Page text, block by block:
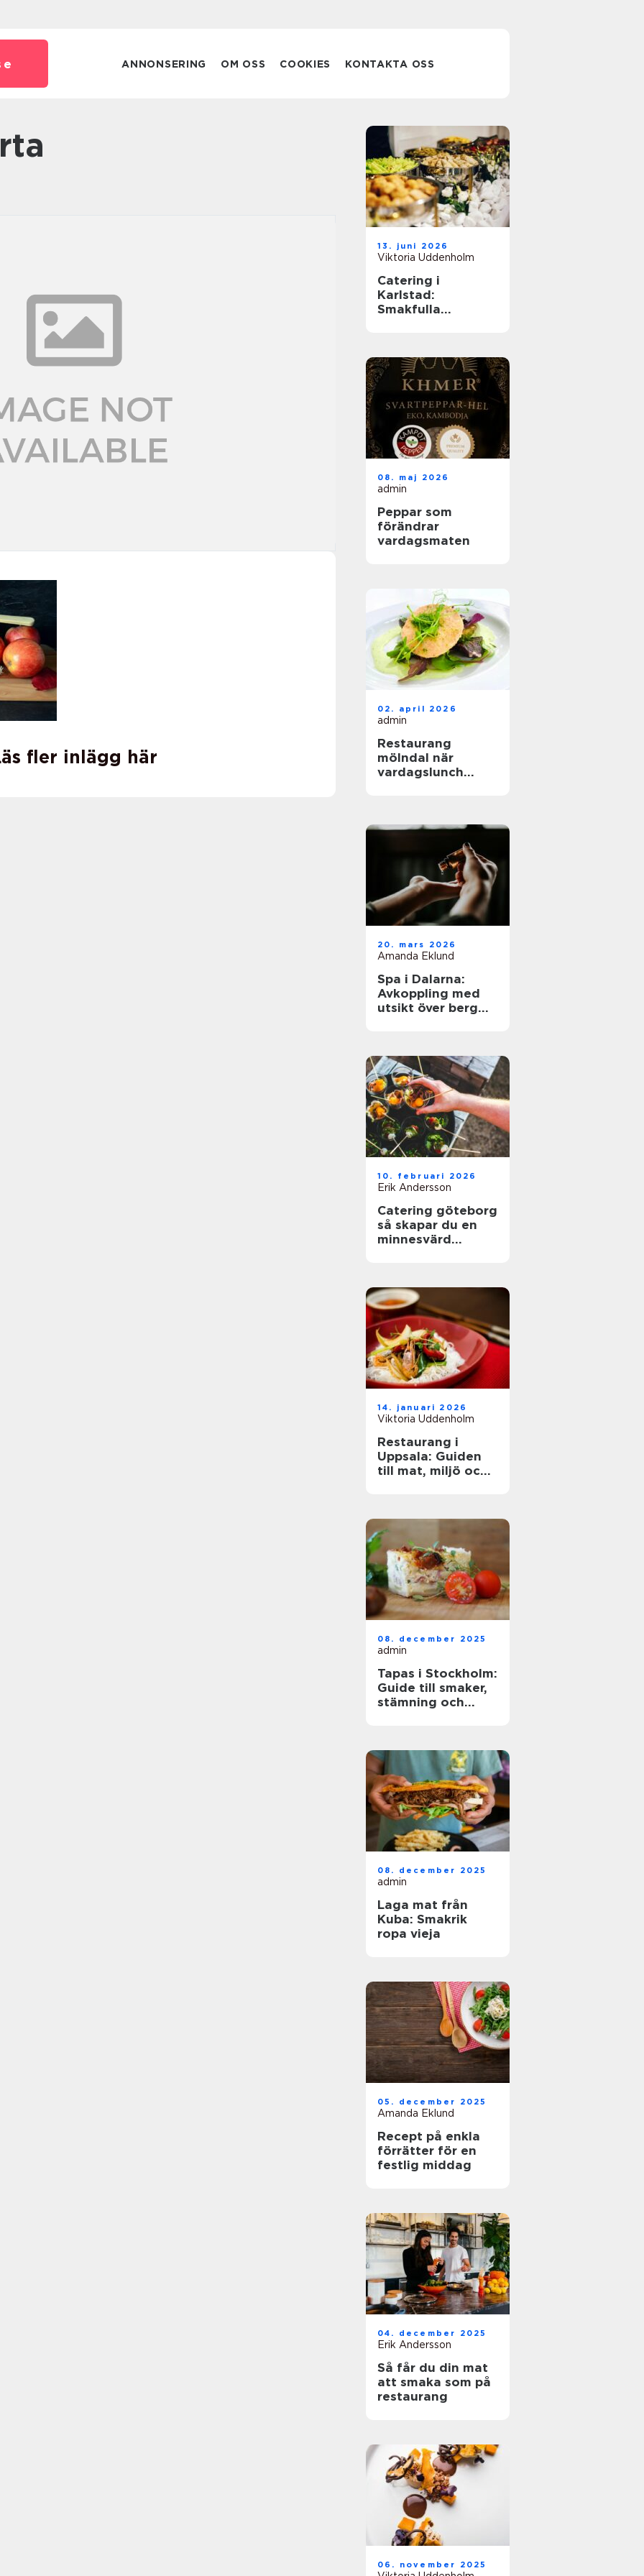
ANNONSERING OM OSS COOKIES KONTAKTA OSS
fler inlägg här
13. juni 2026
Viktoria Uddenholm
Catering i
Karlstad:
Smakfulla
08. maj 2026
admin
Peppar som
förändrar
vardagsmaten
02. april 2026
admin
Restaurang
mölndal när
vardagslunch
20. mars 2026
Amanda Eklund
Spa i Dalarna:
Avkoppling med
utsikt över berg
10. februari 2026
Erik Andersson
Catering göteborg
så skapar du en
minnesvärd
14. januari 2026
Viktoria Uddenholm
Restaurang i
Uppsala: Guiden
till mat, miljö och
08. december 2025
admin
Tapas i Stockholm:
Guide till smaker,
stämning och
08. december 2025
admin
Laga mat från
Kuba: Smakrik
ropa vieja
05. december 2025
Amanda Eklund
Recept på enkla
förrätter för en
festlig middag
04. december 2025
Erik Andersson
Så får du din mat
att smaka som på
restaurang
06. november 2025